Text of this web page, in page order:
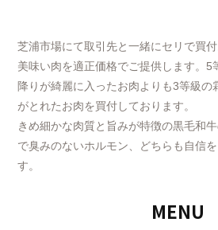
芝浦市場にて取引先と一緒にセリで買付
美味い肉を適正価格でご提供します。5
降りが綺麗に入ったお肉よりも3等級の
がとれたお肉を買付しております。
きめ細かな肉質と旨みが特徴の黒毛和
で臭みのないホルモン、どちらも自信
す。
MENU